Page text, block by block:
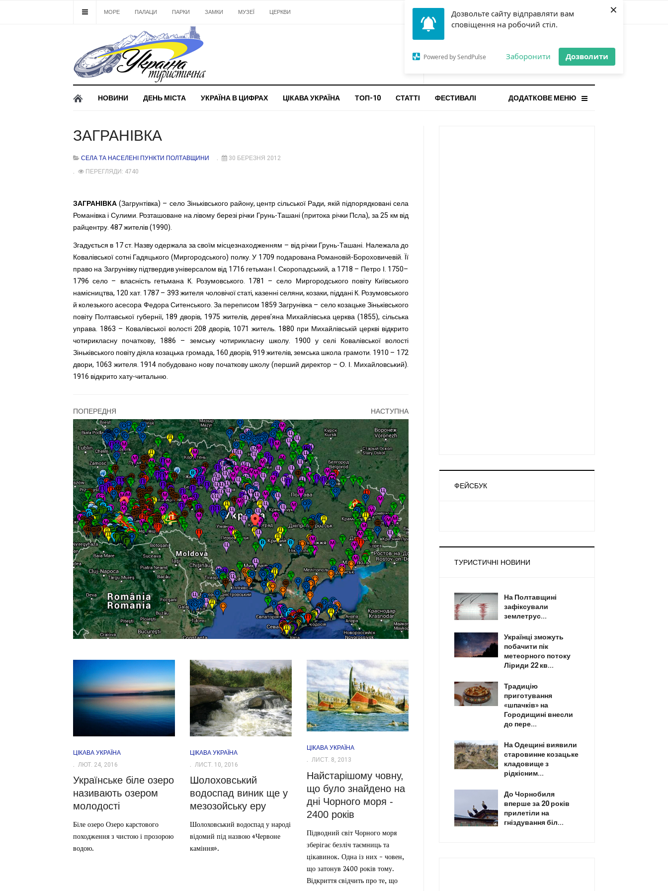
Дозвольте сайту відправляти вам
сповіщення на робочий стіл.
Powered by SendPulse Заборонити Дозволити
×
МОРЕ ПАЛАЦИ ПАРКИ ЗАМКИ МУЗЕЇ ЦЕРКВИ
ОСТАННЯ НОВИНА
Gorilla і відповідальна гра:
чому ліміти важливі поруч із
НОВИНИ ДЕНЬ МІСТА УКРАЇНА В ЦИФРАХ ЦІКАВА УКРАЇНА ТОП-10 СТАТТІ ДОДАТКОВЕ МЕНЮ
ФЕСТИВАЛІ
ЗАГРАНІВКА
СЕЛА ТА НАСЕЛЕНІ ПУНКТИ ПОЛТАВЩИНИ
30 БЕРЕЗНЯ 2012
ПЕРЕГЛЯДИ: 4740
ЗАГРАНІВКА(Загрунтівка) – село Зіньківського району, центр сільської Ради, якій підпорядковані села
Романівка і Сулими. Розташоване на лівому березі річки Грунь-Ташані (притока річки Псла), за 25 км від
райцентру. 487 жителів (1990).
Згадується в 17 ст. Назву одержала за своїм місцезнаходженням – від річки Грунь-Ташані. Належала до
Ковалівської сотні Гадяцького (Миргородського) полку. У 1709 подарована Романовій-Бороховичевій. Її
право на Загрунівку підтвердив універсалом від 1716 гетьман І. Скоропадський, а 1718 – Петро І. 1750–
1796 село – власність гетьмана К. Розумовського. 1781 – село Миргородського повіту Київського
намісництва, 120 хат. 1787 – 393 жителя чоловічої статі, казенні селяни, козаки, піддані К. Розумовського
й колезького асесора Федора Ситенського. За переписом 1859 Загрунівка – село козацьке Зіньківського
повіту Полтавської губернії, 189 дворів, 1975 жителів, дерев’яна Михайлівська церква (1855), сільська
управа. 1863 – Ковалівської волості 208 дворів, 1071 житель. 1880 при Михайлівській церкві відкрито
чотирикласну початкову, 1886 – земську чотирикласну школу. 1900 у селі Ковалівської волості
Зіньківського повіту діяла козацька громада, 160 дворів, 919 жителів, земська школа грамоти. 1910 – 172
двори, 1063 жителя. 1914 побудовано нову початкову школу (перший директор – О. І. Михайловський).
1916 відкрито хату-читальню.
ПОПЕРЕДНЯ НАСТУПНА
ЦІКАВА УКРАЇНА
ЛЮТ. 24, 2016
Українське біле озеро
називають озером
молодості
Біле озеро Озеро карстового
походження з чистою і прозорою
водою.
ЦІКАВА УКРАЇНА
ЛИСТ. 10, 2016
Шолоховський
водоспад виник ще у
мезозойську еру
Шолоховський водоспад у народі
відомий під назвою «Червоне
каміння».
ЦІКАВА УКРАЇНА
ЛИСТ. 8, 2013
Найстарішому човну,
що було знайдено на
дні Чорного моря -
2400 років
Підводний світ Чорного моря
зберігає безліч таємниць та
цікавинок. Одна із них - човен,
що затонув 2400 років тому.
Відкриття свідчить про те, що
ФЕЙСБУК
ТУРИСТИЧНІ НОВИНИ
На Полтавщині
зафіксували
землетрус...
Українці зможуть
побачити пік
метеорного потоку
Ліриди 22 кв...
Традицію
приготування
«шпачків» на
Городищині внесли
до пере...
На Одещині виявили
старовинне козацьке
кладовище з
рідкісним...
До Чорнобиля
вперше за 20 років
прилетіли на
гніздування біл...